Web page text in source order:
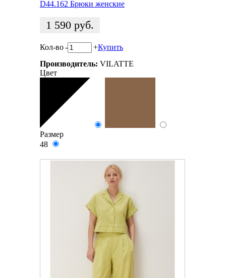
D44.162 Брюки женские
1 590 руб.
Кол-во- +Купить
Производитель: VILATTE
Цвет
Размер
48